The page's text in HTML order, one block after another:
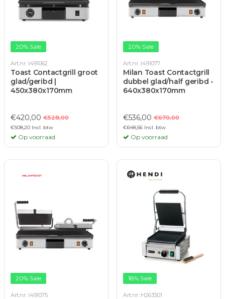
20% Sale
Art.nr. I491062
Toast Contactgrill groot
glad/geribd |
450x380x170mm
€420,00 €528,00
€508,20 Incl. btw
Op voorraad
20% Sale
Art.nr. I491077
Milan Toast Contactgrill
dubbel glad/half geribd -
640x380x170mm
€536,00 €670,00
€648,56 Incl. btw
Op voorraad
20% Sale
Art.nr. I491075
18% Sale
Art.nr. H263501